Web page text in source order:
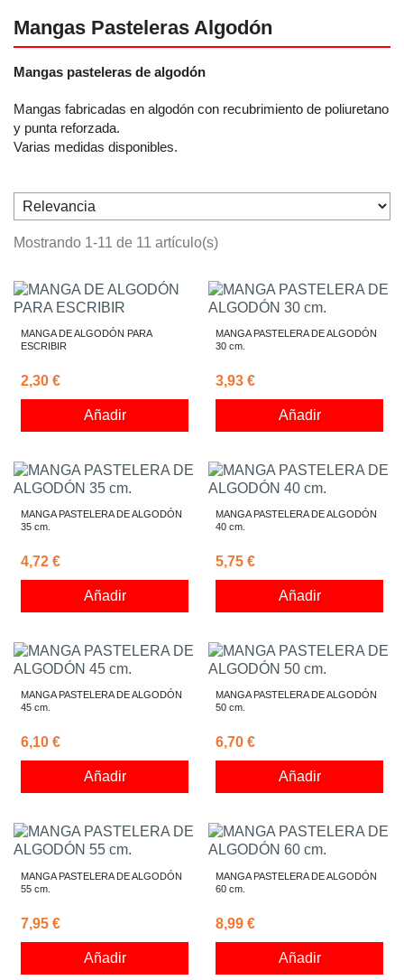
Mangas Pasteleras Algodón
Mangas pasteleras de algodón
Mangas fabricadas en algodón con recubrimiento de poliuretano
y punta reforzada.
Varias medidas disponibles.
Mostrando 1-11 de 11 artículo(s)
MANGA DE ALGODÓN PARA
ESCRIBIR
2,30 €
Añadir
MANGA PASTELERA DE ALGODÓN
30 cm.
3,93 €
Añadir
MANGA PASTELERA DE ALGODÓN
35 cm.
4,72 €
Añadir
MANGA PASTELERA DE ALGODÓN
40 cm.
5,75 €
Añadir
MANGA PASTELERA DE ALGODÓN
45 cm.
6,10 €
Añadir
MANGA PASTELERA DE ALGODÓN
50 cm.
6,70 €
Añadir
MANGA PASTELERA DE ALGODÓN
55 cm.
7,95 €
Añadir
MANGA PASTELERA DE ALGODÓN
60 cm.
8,99 €
Añadir